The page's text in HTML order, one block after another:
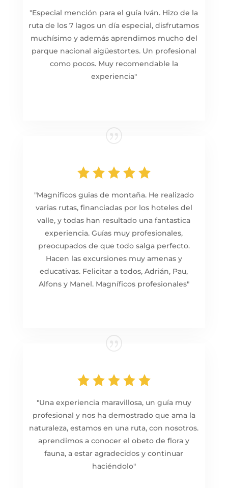
"Especial mención para el guía Iván. Hizo de la
ruta de los 7 lagos un día especial, disfrutamos
muchísimo y además aprendimos mucho del
parque nacional aigüestortes. Un profesional
como pocos. Muy recomendable la
experiencia"
"Magnificos guias de montaña. He realizado
varias rutas, financiadas por los hoteles del
valle, y todas han resultado una fantastica
experiencia. Guías muy profesionales,
preocupados de que todo salga perfecto.
Hacen las excursiones muy amenas y
educativas. Felicitar a todos, Adrián, Pau,
Alfons y Manel. Magníficos profesionales"
"Una experiencia maravillosa, un guía muy
profesional y nos ha demostrado que ama la
naturaleza, estamos en una ruta, con nosotros.
aprendimos a conocer el obeto de flora y
fauna, a estar agradecidos y continuar
haciéndolo"